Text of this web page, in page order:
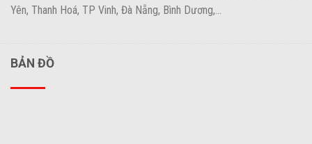
Yên, Thanh Hoá, TP Vinh, Đà Nẵng, Bình Dương,...
BẢN ĐỒ